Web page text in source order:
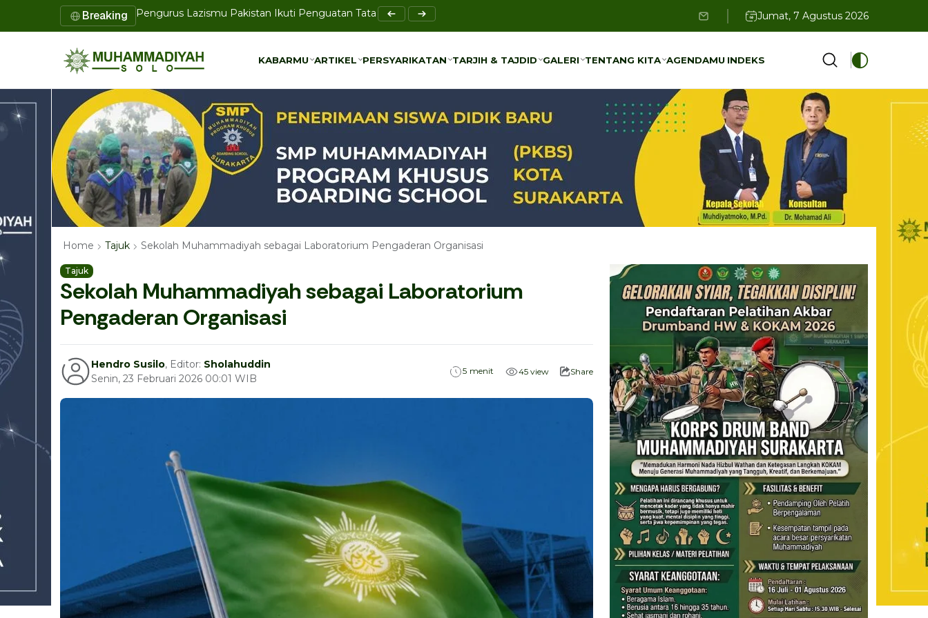
Breaking
Pengurus Lazismu Pakistan Ikuti Penguatan Tata Kelola Bersama UMS
Disertasi Doktor UMS Tawarkan Model Bi-Rahmah sebagai Solusi Pencegahan Bullying
Jumat, 7 Agustus 2026
KABARMU ARTIKEL PERSYARIKATAN TARJIH & TAJDID GALERI TENTANG KITA AGENDAMU INDEKS
Home Tajuk Sekolah Muhammadiyah sebagai Laboratorium Pengaderan Organisasi
Tajuk
Sekolah Muhammadiyah sebagai Laboratorium
Pengaderan Organisasi
Hendro Susilo, Editor: Sholahuddin
Senin, 23 Februari 2026 00:01 WIB
5 menit 45 view Share